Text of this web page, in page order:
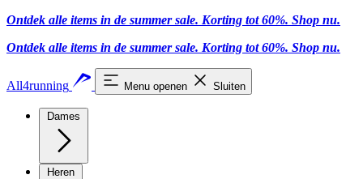
Ontdek alle items in de summer sale. Korting tot 60%. Shop nu.
Ontdek alle items in de summer sale. Korting tot 60%. Shop nu.
All4running Menu openen Sluiten
Dames
Heren